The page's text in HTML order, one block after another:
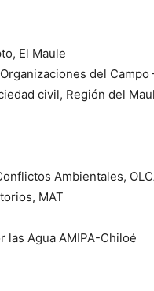
El Maule
del Campo
civil, Región del
Ambientales,
MAT
las Agua AMIPA-Chiloé